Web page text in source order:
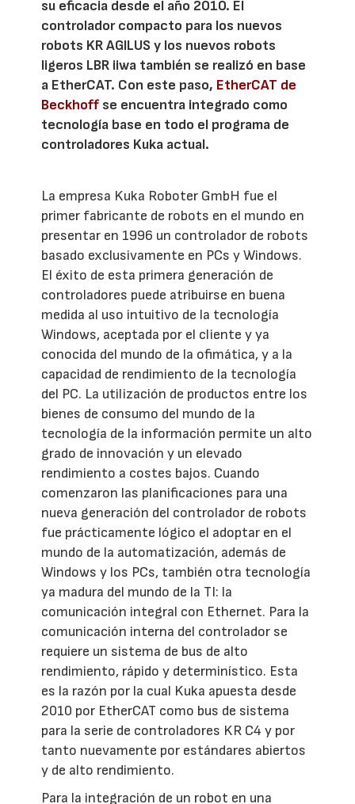
su eficacia desde el año 2010. El
controlador compacto para los nuevos
robots KR AGILUS y los nuevos robots
ligeros LBR iiwa también se realizó en base
a EtherCAT. Con este paso, EtherCAT de
Beckhoff se encuentra integrado como
tecnología base en todo el programa de
controladores Kuka actual.
La empresa Kuka Roboter GmbH fue el
primer fabricante de robots en el mundo en
presentar en 1996 un controlador de robots
basado exclusivamente en PCs y Windows.
El éxito de esta primera generación de
controladores puede atribuirse en buena
medida al uso intuitivo de la tecnología
Windows, aceptada por el cliente y ya
conocida del mundo de la ofimática, y a la
capacidad de rendimiento de la tecnología
del PC. La utilización de productos entre los
bienes de consumo del mundo de la
tecnología de la información permite un alto
grado de innovación y un elevado
rendimiento a costes bajos. Cuando
comenzaron las planificaciones para una
nueva generación del controlador de robots
fue prácticamente lógico el adoptar en el
mundo de la automatización, además de
Windows y los PCs, también otra tecnología
ya madura del mundo de la TI: la
comunicación integral con Ethernet. Para la
comunicación interna del controlador se
requiere un sistema de bus de alto
rendimiento, rápido y determinístico. Esta
es la razón por la cual Kuka apuesta desde
2010 por EtherCAT como bus de sistema
para la serie de controladores KR C4 y por
tanto nuevamente por estándares abiertos
y de alto rendimiento.
Para la integración de un robot en una